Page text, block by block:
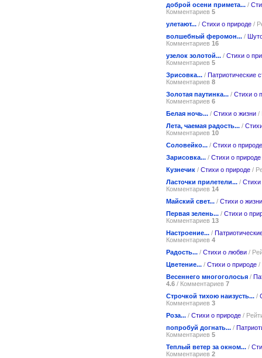
доброй осени примета... /
Комментариев 5
улетают... / Стихи о природе /
волшебный феромон... /
Комментариев 16
узелок золотой... / Стихи о
Комментариев 5
Зрисовка... / Патриотические
Комментариев 8
Золотая паутинка... / Стихи о
Комментариев 6
Белая ночь... / Стихи о жизни /
Лета, чаемая радость... /
Комментариев 10
Соловейко... / Стихи о природе
Зарисовка... / Стихи о природе
Кузнечик / Стихи о природе /
Ласточки прилетели... / Стихи
Комментариев 14
Майский свет... / Стихи о жизни
Первая зелень... / Стихи о
Комментариев 13
Настроение... /
Комментариев 4
Радость... / Стихи о любви /
Цветение... / Стихи о природе /
Весеннего многоголосья /
4.6 / Комментариев 7
Строчкой тихою наизусть... /
Комментариев 3
Роза... / Стихи о природе /
попробуй догнать... /
Комментариев 5
Теплый ветер за окном... /
Комментариев 2